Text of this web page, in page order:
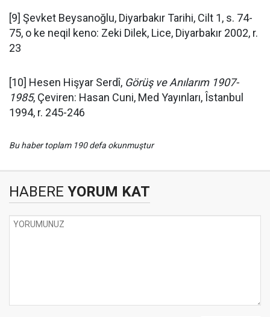
[9] Şevket Beysanoğlu, Diyarbakır Tarihi, Cilt 1, s. 74-
75, o ke neqil keno: Zeki Dilek, Lice, Diyarbakır 2002, r.
23
[10] Hesen Hişyar Serdî, Görüş ve Anılarım 1907-
1985, Çeviren: Hasan Cuni, Med Yayınları, Îstanbul
1994, r. 245-246
Bu haber toplam 190 defa okunmuştur
HABERE YORUM KAT